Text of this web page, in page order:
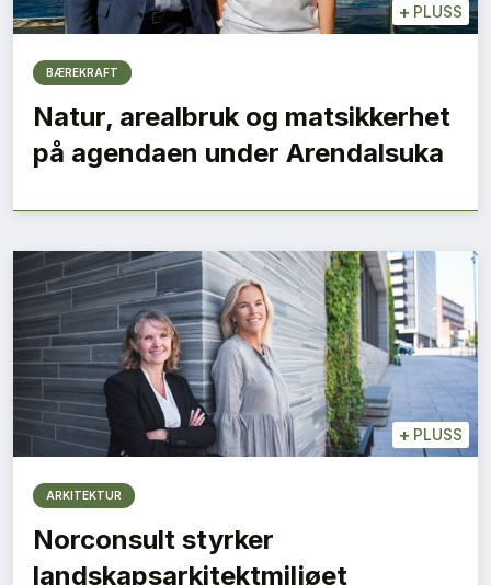
+ PLUSS
BÆREKRAFT
Natur, arealbruk og matsikkerhet
på agendaen under Arendalsuka
+ PLUSS
ARKITEKTUR
Norconsult styrker
landskapsarkitektmiljøet